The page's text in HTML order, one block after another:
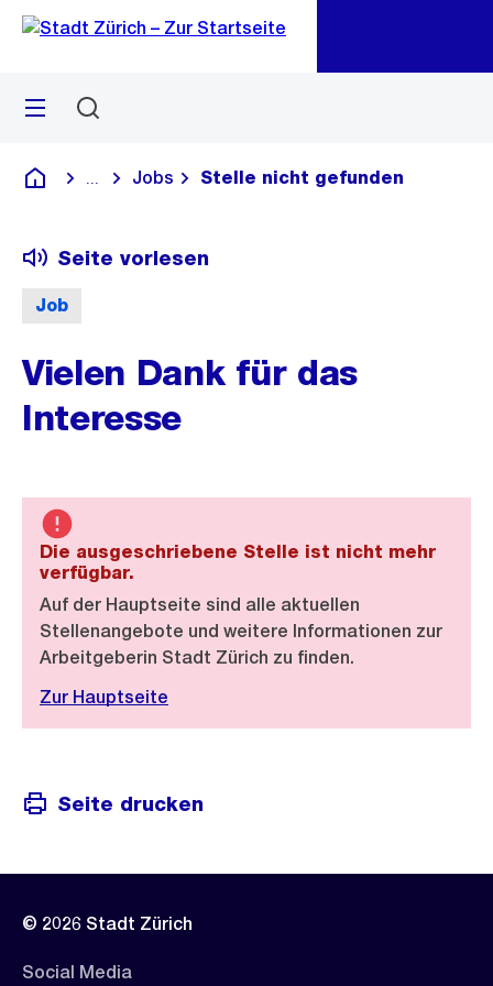
Navigation
Sprunglink
Menü
Deutsch
Blende alle Breadcrumbs ein
Jobs Stelle nicht gefunden
Job
Seite vorlesen
Vielen Dank für das
Interesse
Die ausgeschriebene Stelle ist nicht mehr
verfügbar.
Auf der Hauptseite sind alle aktuellen
Stellenangebote und weitere Informationen zur
Arbeitgeberin Stadt Zürich zu finden.
Zur Hauptseite
Seite drucken
© 2026 Stadt Zürich
Social Media